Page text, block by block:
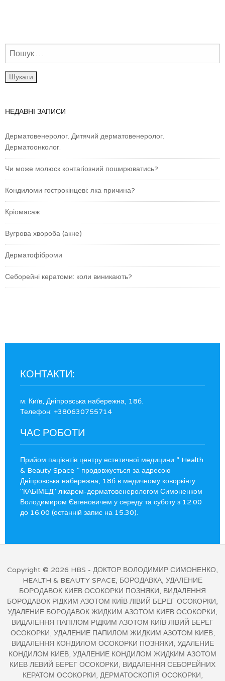
НЕДАВНІ ЗАПИСИ
Дерматовенеролог. Дитячий дерматовенеролог.
Дерматоонколог.
Чи може молюск контагіозний поширюватись?
Кондиломи гострокінцеві: яка причина?
Кріомасаж
Вугрова хвороба (акне)
Дерматофіброми
Себорейні кератоми: коли виникають?
КОНТАКТИ:
м. Київ, Дніпровська набережна, 18б.
Телефон: +380630755714
ЧАС РОБОТИ
Прийом пацієнтів центру естетичної медицини “ Health
& Beauty Space ” продовжується за адресою
Дніпровська набережна, 18б в медичному коворкінгу
"КАБІМЕД" лікарем-дерматовенерологом Симоненком
Володимиром Євгеновичем у середу та суботу з 12.00
до 16.00 (останній запис на 15.30).
Copyright © 2026 HBS - ДОКТОР ВОЛОДИМИР СИМОНЕНКО,
HEALTH & BEAUTY SPACE, БОРОДАВКА, УДАЛЕНИЕ
БОРОДАВОК КИЕВ ОСОКОРКИ ПОЗНЯКИ, ВИДАЛЕННЯ
БОРОДАВОК РІДКИМ АЗОТОМ КИЇВ ЛІВИЙ БЕРЕГ ОСОКОРКИ,
УДАЛЕНИЕ БОРОДАВОК ЖИДКИМ АЗОТОМ КИЕВ ОСОКОРКИ,
ВИДАЛЕННЯ ПАПІЛОМ РІДКИМ АЗОТОМ КИЇВ ЛІВИЙ БЕРЕГ
ОСОКОРКИ, УДАЛЕНИЕ ПАПИЛОМ ЖИДКИМ АЗОТОМ КИЕВ,
ВИДАЛЕННЯ КОНДИЛОМ ОСОКОРКИ ПОЗНЯКИ, УДАЛЕНИЕ
КОНДИЛОМ КИЕВ, УДАЛЕНИЕ КОНДИЛОМ ЖИДКИМ АЗОТОМ
КИЕВ ЛЕВИЙ БЕРЕГ ОСОКОРКИ, ВИДАЛЕННЯ СЕБОРЕЙНИХ
КЕРАТОМ ОСОКОРКИ, ДЕРМАТОСКОПІЯ ОСОКОРКИ,